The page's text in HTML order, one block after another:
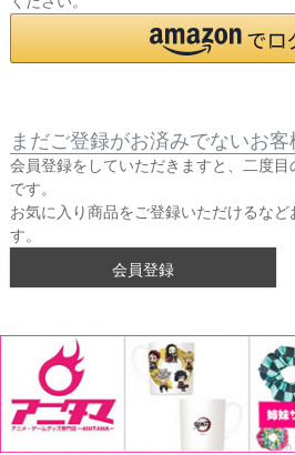
まだご登録がお済みでないお客
会員登録をしていただきますと、二度目
です。
お気に入り商品をご登録いただけるなど
す。
会員登録